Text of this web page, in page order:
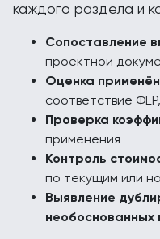
каждого раздела и
Сопоставление
проектной
Оценка
соответствие
Проверка
применения
Контроль
по текущим или
Выявление
необоснованных